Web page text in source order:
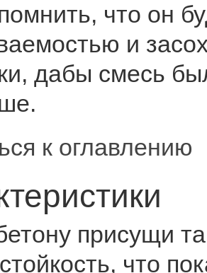
что он
и
дабы смесь
к оглавлению
присущи
что